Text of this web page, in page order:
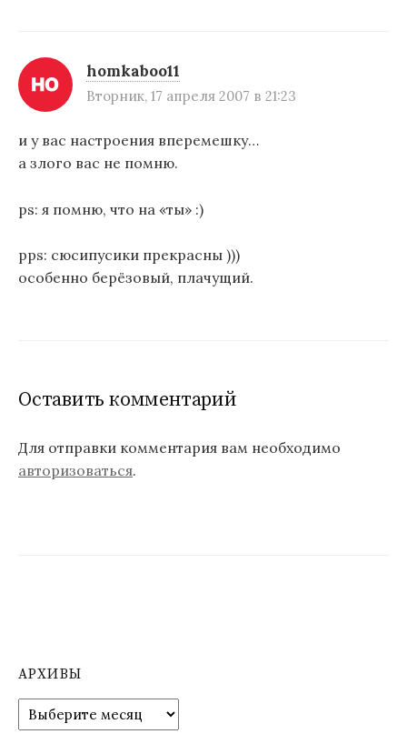
homkaboo11
Вторник, 17 апреля 2007 в 21:23
и у вас настроения вперемешку…
а злого вас не помню.
ps: я помню, что на «ты» :)
pps: сюсипусики прекрасны )))
особенно берёзовый, плачущий.
Оставить комментарий
Для отправки комментария вам необходимо
авторизоваться.
АРХИВЫ
р